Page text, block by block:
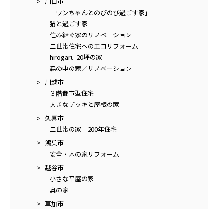
「ワンちゃんとのびのび過ごす家」
猫と過ごす家
住み継ぐ家のリノベーション
二世帯住宅へのエコリフォーム
hirogaru-20坪の家
森の中の家／リノベーション
川越市
３階都市型住宅
大きなデッキと屋根の家
久喜市
二世帯の家 200年住宅
鴻巣市
安全・木の家リフォーム
越谷市
小さな平屋の家
奥の家
草加市